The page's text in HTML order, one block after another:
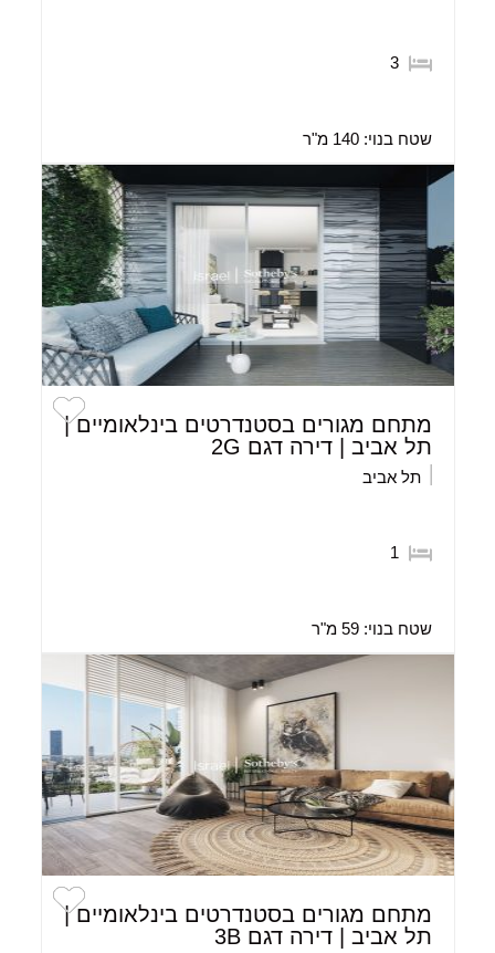
3
שטח בנוי:140 מ"ר
מתחם מגורים בסטנדרטים בינלאומיים |
תל אביב | דירה דגם 2G
תל אביב
1
שטח בנוי:59 מ"ר
מתחם מגורים בסטנדרטים בינלאומיים |
תל אביב | דירה דגם 3B